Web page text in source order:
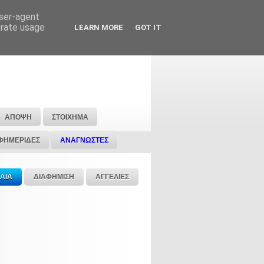
ΑΠΟΨΗ ΣΤΟΙΧΗΜΑ
ΑΝΑΓΝΩΣΤΕΣ
ΔΙΑΦΗΜΙΣΗ ΑΓΓΕΛΙΕΣ
agent
usage
LEARN MORE GOT IT